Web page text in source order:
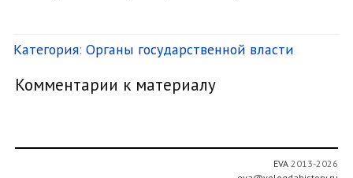
Категория:Органы государственной власти
Комментарии к материалу
EVA 2013-2026